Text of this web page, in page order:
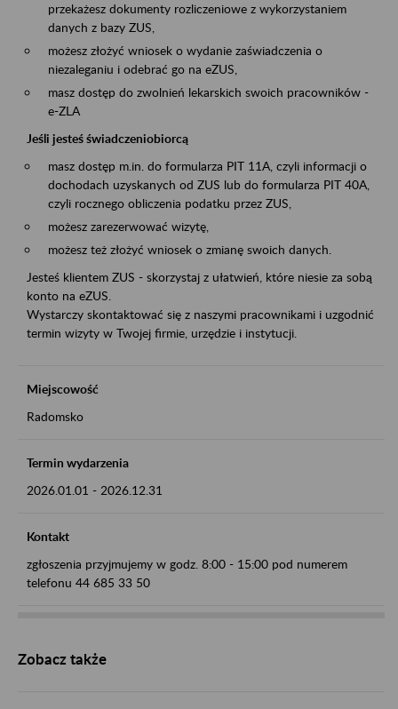
przekażesz dokumenty rozliczeniowe z wykorzystaniem
danych z bazy ZUS,
możesz złożyć wniosek o wydanie zaświadczenia o
niezaleganiu i odebrać go na eZUS,
masz dostęp do zwolnień lekarskich swoich pracowników -
e-ZLA
Jeśli jesteś świadczeniobiorcą
masz dostęp m.in. do formularza PIT 11A, czyli informacji o
dochodach uzyskanych od ZUS lub do formularza PIT 40A,
czyli rocznego obliczenia podatku przez ZUS,
możesz zarezerwować wizytę,
możesz też złożyć wniosek o zmianę swoich danych.
Jesteś klientem ZUS - skorzystaj z ułatwień, które niesie za sobą
konto na eZUS.
Wystarczy skontaktować się z naszymi pracownikami i uzgodnić
termin wizyty w Twojej firmie, urzędzie i instytucji.
Miejscowość
Radomsko
Termin wydarzenia
2026.01.01 - 2026.12.31
Kontakt
zgłoszenia przyjmujemy w godz. 8:00 - 15:00 pod numerem
telefonu 44 685 33 50
Zobacz także